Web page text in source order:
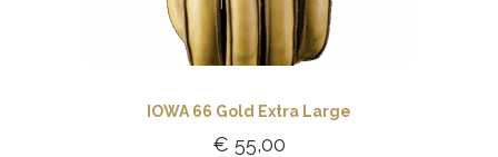
IOWA 66 Gold Extra Large
€ 55,00